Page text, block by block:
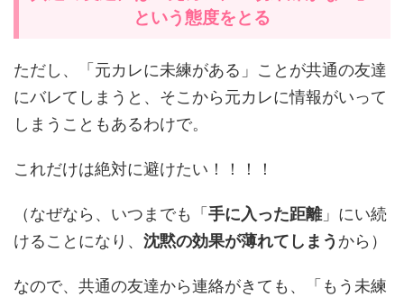
という態度をとる
ただし、「元カレに未練がある」ことが共通の友達
にバレてしまうと、そこから元カレに情報がいって
しまうこともあるわけで。
これだけは絶対に避けたい！！！！
（なぜなら、いつまでも「手に入った距離」にい続
けることになり、 沈黙の効果が薄れてしまう から）
なので、共通の友達から連絡がきても、「もう未練